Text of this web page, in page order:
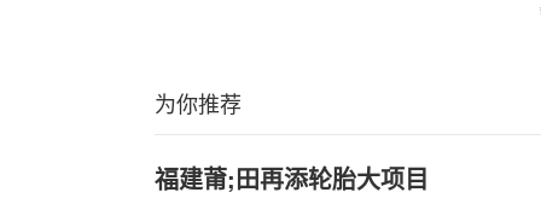
为你推荐
福建莆;田再添轮胎大项目